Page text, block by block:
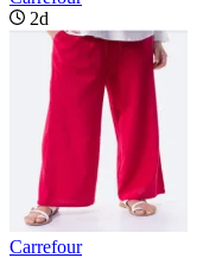
2d
Carrefour